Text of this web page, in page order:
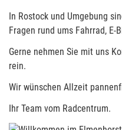
In Rostock und Umgebung
Fragen rund ums Fahrrad, E-
Gerne nehmen Sie mit uns
rein.
Wir wünschen Allzeit
Ihr Team vom Radcentrum.